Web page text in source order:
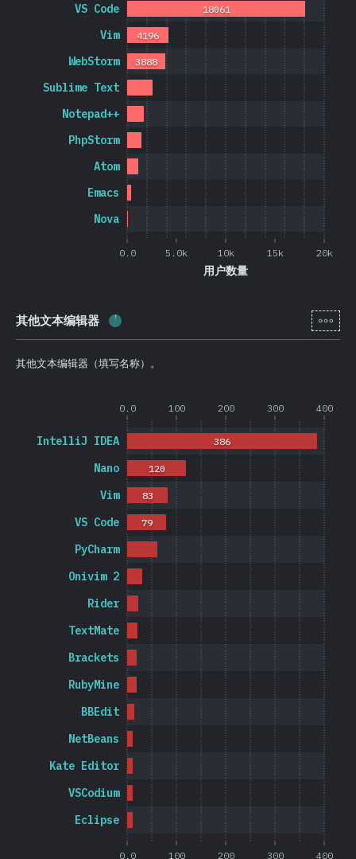
0.0 5.0k 10k 15k 20k
用户数量
Nova
Emacs
Atom
PhpStorm
Notepad++
Sublime Text
WebStorm
Vim
VS Code
3888
4196
18061
其他文本编辑器 完成率: [zh-
其他文本编辑器（填写名称）。
0.0 100 200 300 400
0.0 100 200 300 400
Eclipse
VSCodium
Kate Editor
NetBeans
BBEdit
RubyMine
Brackets
TextMate
Rider
Onivim 2
PyCharm
VS Code
Vim
Nano
IntelliJ IDEA
79
83
120
386